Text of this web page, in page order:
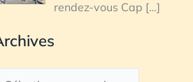
rendez-vous Cap […]